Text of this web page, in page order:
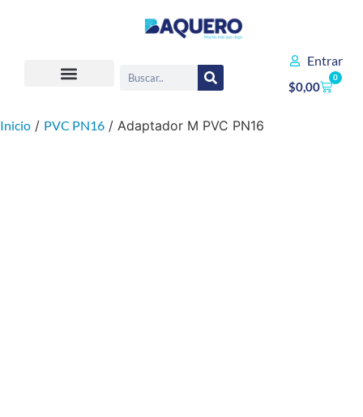
Entrar
$0,00
0
Inicio / PVC PN16 / Adaptador M PVC PN16